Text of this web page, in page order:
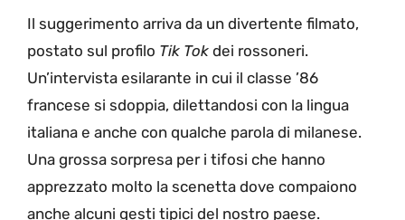
Il suggerimento arriva da un divertente filmato,
postato sul profilo Tik Tok dei rossoneri.
Un’intervista esilarante in cui il classe ’86
francese si sdoppia, dilettandosi con la lingua
italiana e anche con qualche parola di milanese.
Una grossa sorpresa per i tifosi che hanno
apprezzato molto la scenetta dove compaiono
anche alcuni gesti tipici del nostro paese.